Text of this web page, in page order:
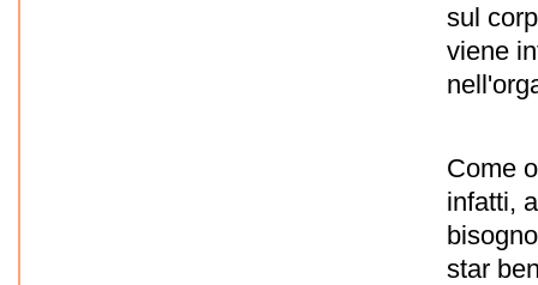
sul
viene
Come
infatti,
star